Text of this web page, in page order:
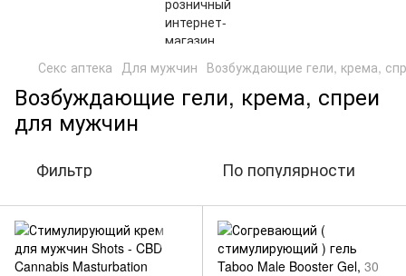
Секс аптека Для мужчин Возбуждающие гели, крема,
Возбуждающие гели, крема, спреи
для мужчин
Фильтр По популярности